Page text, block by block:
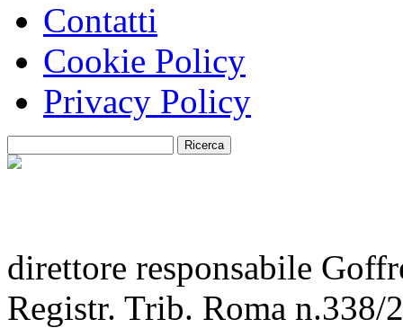
Contatti
Cookie Policy
Privacy Policy
direttore responsabile
Registr. Trib. Roma n.338/